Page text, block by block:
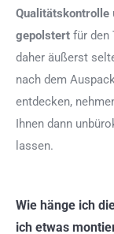
Qualitätskontrolle
gepolstert für den
daher äußerst
nach dem
entdecken,
Ihnen dann
lassen.
Wie hänge ich
ich etwas